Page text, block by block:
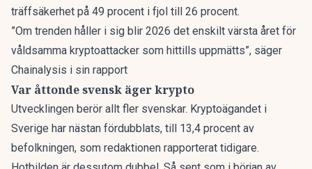
träffsäkerhet på 49 procent i fjol till 26 procent.
”Om trenden håller i sig blir 2026 det enskilt värsta året för
våldsamma kryptoattacker som hittills uppmätts”, säger
Chainalysis i sin rapport
Var åttonde svensk äger krypto
Utvecklingen berör allt fler svenskar. Kryptoägandet i
Sverige har nästan fördubblats, till 13,4 procent av
befolkningen, som redaktionen rapporterat tidigare.